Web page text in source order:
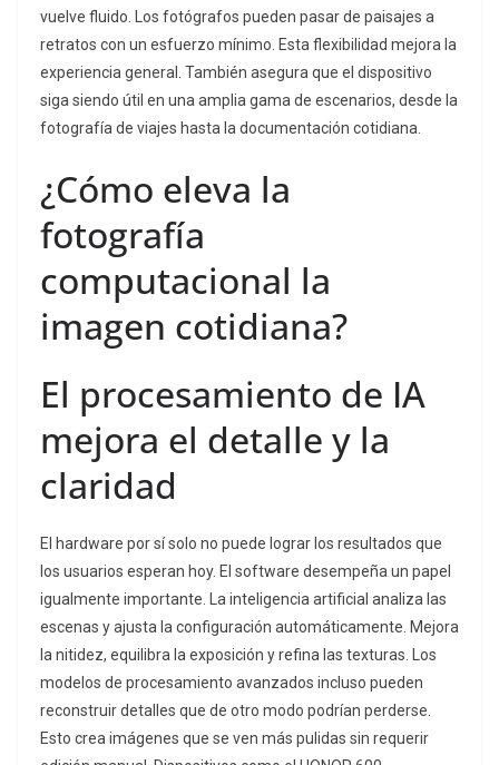
vuelve fluido. Los fotógrafos pueden pasar de paisajes a
retratos con un esfuerzo mínimo. Esta flexibilidad mejora la
experiencia general. También asegura que el dispositivo
siga siendo útil en una amplia gama de escenarios, desde la
fotografía de viajes hasta la documentación cotidiana.
¿Cómo eleva la
fotografía
computacional la
imagen cotidiana?
El procesamiento de IA
mejora el detalle y la
claridad
El hardware por sí solo no puede lograr los resultados que
los usuarios esperan hoy. El software desempeña un papel
igualmente importante. La inteligencia artificial analiza las
escenas y ajusta la configuración automáticamente. Mejora
la nitidez, equilibra la exposición y refina las texturas. Los
modelos de procesamiento avanzados incluso pueden
reconstruir detalles que de otro modo podrían perderse.
Esto crea imágenes que se ven más pulidas sin requerir